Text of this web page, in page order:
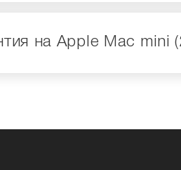
на Apple Mac mini